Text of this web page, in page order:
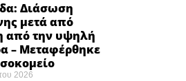
Διάσωση
μετά από
από την υψηλή
– Μεταφέρθηκε
2026